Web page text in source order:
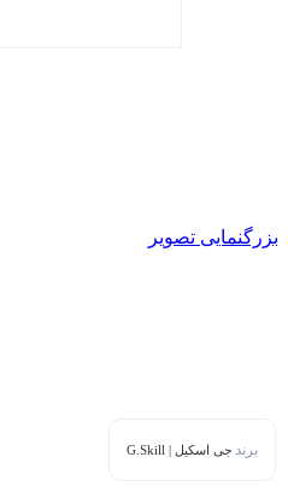
بزرگنمایی تصویر
برند جی اسکیل | G.Skill